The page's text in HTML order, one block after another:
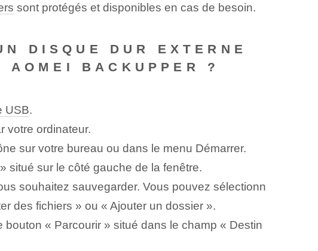
sont protégés et disponibles en cas de besoin.
DISQUE DUR EXTERNE
AOMEI BACKUPPER ?
USB.
votre ordinateur.
sur votre bureau ou dans le menu Démarrer.
situé sur le côté gauche de la fenêtre.
souhaitez sauvegarder. Vous pouvez sélectionn
des fichiers » ou « Ajouter un dossier ».
« Parcourir » situé dans le champ « Destin